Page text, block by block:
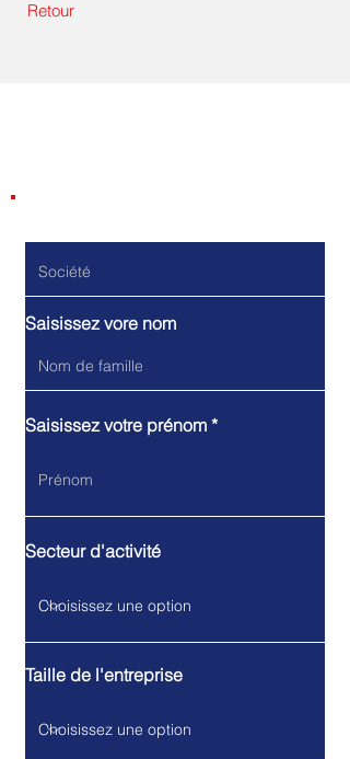
Retour
Saisissez vore nom
Saisissez votre prénom
Secteur d'activité
Taille de l'entreprise